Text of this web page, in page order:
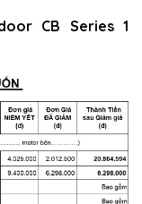
CB Series 1